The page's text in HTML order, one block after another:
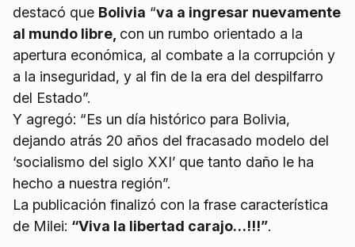
destacó que Bolivia “va a ingresar nuevamente
al mundo libre, con un rumbo orientado a la
apertura económica, al combate a la corrupción y
a la inseguridad, y al fin de la era del despilfarro
del Estado”.
Y agregó: “Es un día histórico para Bolivia,
dejando atrás 20 años del fracasado modelo del
‘socialismo del siglo XXI’ que tanto daño le ha
hecho a nuestra región”.
La publicación finalizó con la frase característica
de Milei: “Viva la libertad carajo…!!!”.